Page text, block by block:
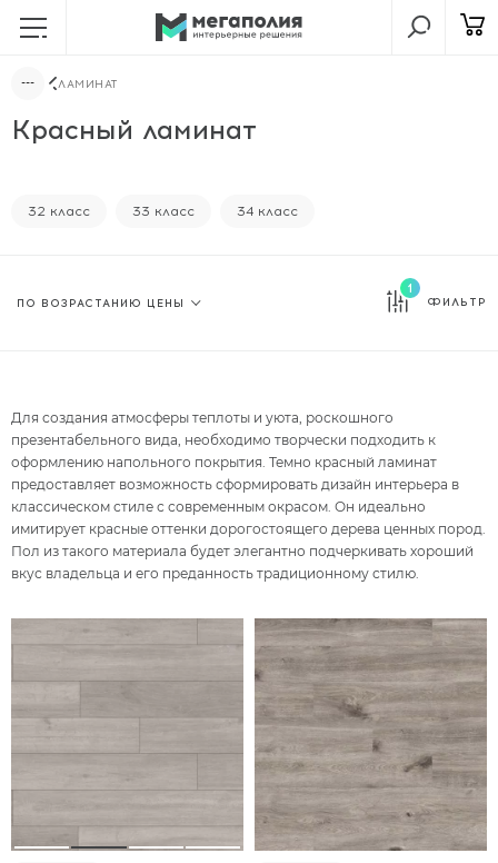
ЛАМИНАТ
Красный ламинат
32 класс 33 класс 34 класс
1
ФИЛЬТР
Для создания атмосферы теплоты и уюта, роскошного
презентабельного вида, необходимо творчески подходить к
оформлению напольного покрытия. Темно красный ламинат
предоставляет возможность сформировать дизайн интерьера в
классическом стиле с современным окрасом. Он идеально
имитирует красные оттенки дорогостоящего дерева ценных пород.
Пол из такого материала будет элегантно подчеркивать хороший
вкус владельца и его преданность традиционному стилю.